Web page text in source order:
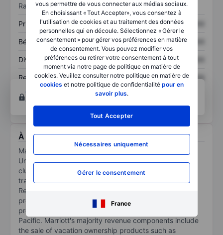
vous permettre de vous connecter aux médias sociaux.
En choisissant « Tout Accepter», vous consentez à
l'utilisation de cookies et au traitement des données
personnelles qui en découle. Sélectionnez « Gérer le
consentement » pour gérer vos préférences en matière
de consentement. Vous pouvez modifier vos
préférences ou retirer votre consentement à tout
moment via notre page de politique en matière de
cookies. Veuillez consulter notre politique en matière de
cookies et notre politique de confidentialité pour en
savoir plus.
Tout Accepter
Nécessaires uniquement
Gérer le consentement
France
Ratios
Prix / ventes XXXXXXX XXXXXXX
Bénéfice par action XXXXXXX XXXXXXX
Dividende par action XXXXXXX XXXXXXX
Rendement des
capitaux propres
XXXXXXX
XXXXXXX
Ouvrir un compte
pour accéder à d’autres outils
techniques et d’analyses.
À propos Marriott Vacations Worldwide Corp.
Marriott Vacations Worldwide Corp functions in the
United States leisure industry. It owns and manages a
cluster of resorts and accommodation facilities under
trademarks like Marriott Vacation Club, Grand
Residencies, and The Ritz-Carlton Destination Club
predominantly in the United States. Some of its
properties are also spread across Europe and Asia
Pacific. Marriott's majority revenue components include
the sale of vacation ownership products such as